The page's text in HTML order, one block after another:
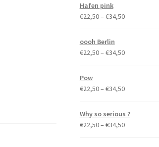
Hafen pink
€22,50– €34,50Preisspanne:
€34,50
oooh Berlin
€22,50– €34,50Preisspanne:
€34,50
Pow
€22,50– €34,50Preisspanne:
bis
€34,50
Why so serious ?
€22,50– €34,50Preisspanne: